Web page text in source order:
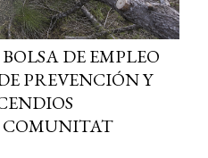
DE EMPLEO
PREVENCIÓN Y
COMUNITAT